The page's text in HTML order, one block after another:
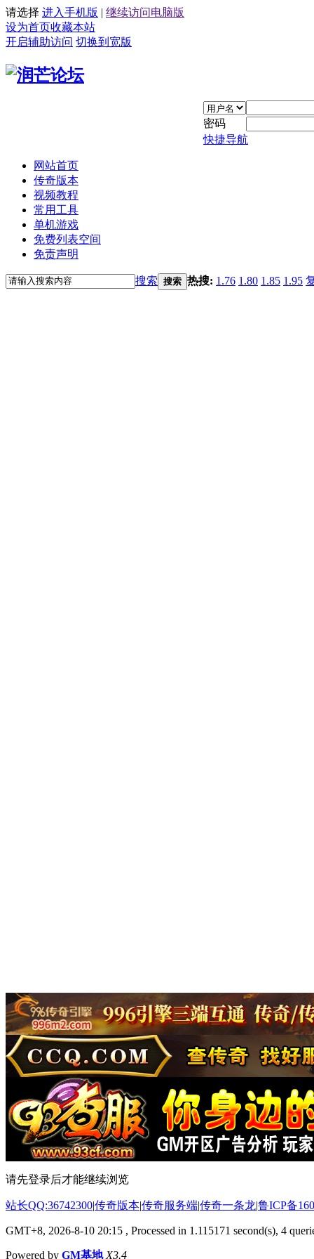
请选择 进入手机版 | 继续访问电脑版
设为首页收藏本站
开启辅助访问 切换到宽版
密码
快捷导航
网站首页
传奇版本
视频教程
常用工具
单机游戏
免费列表空间
免责声明
搜索 搜索 热搜: 1.76 1.80 1.85 1.95
请先登录后才能继续浏览
站长QQ:36742300|传奇版本|传奇服务端|传奇一条龙|鲁ICP备
GMT+8, 2026-8-10 20:15 , Processed in 1.115171 second(s), 4
Powered by GM基地 X3.4